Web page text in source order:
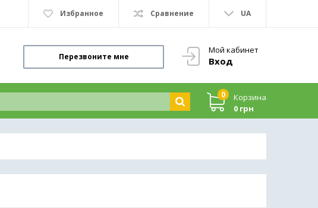
Избранное Сравнение UA
Мой кабинет
Вход
Перезвоните мне
0
Корзина
0 грн